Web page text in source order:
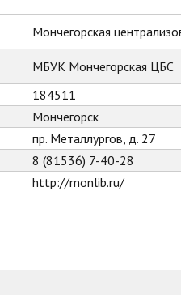
Мончегорская
МБУК Мончегорская ЦБС
184511
Мончегорск
пр. Металлургов, д. 27
8 (81536) 7-40-28
http://monlib.ru/